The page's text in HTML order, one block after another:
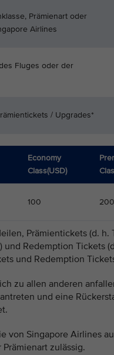
Prämienart oder
Airlines
Fluges oder der
/ Upgrades*
Economy
Class(USD)
100 200
Prämientickets (d. h.
Redemption Tickets
und Redemption
zu allen anderen
und eine
von Singapore Airlines
zulässig.